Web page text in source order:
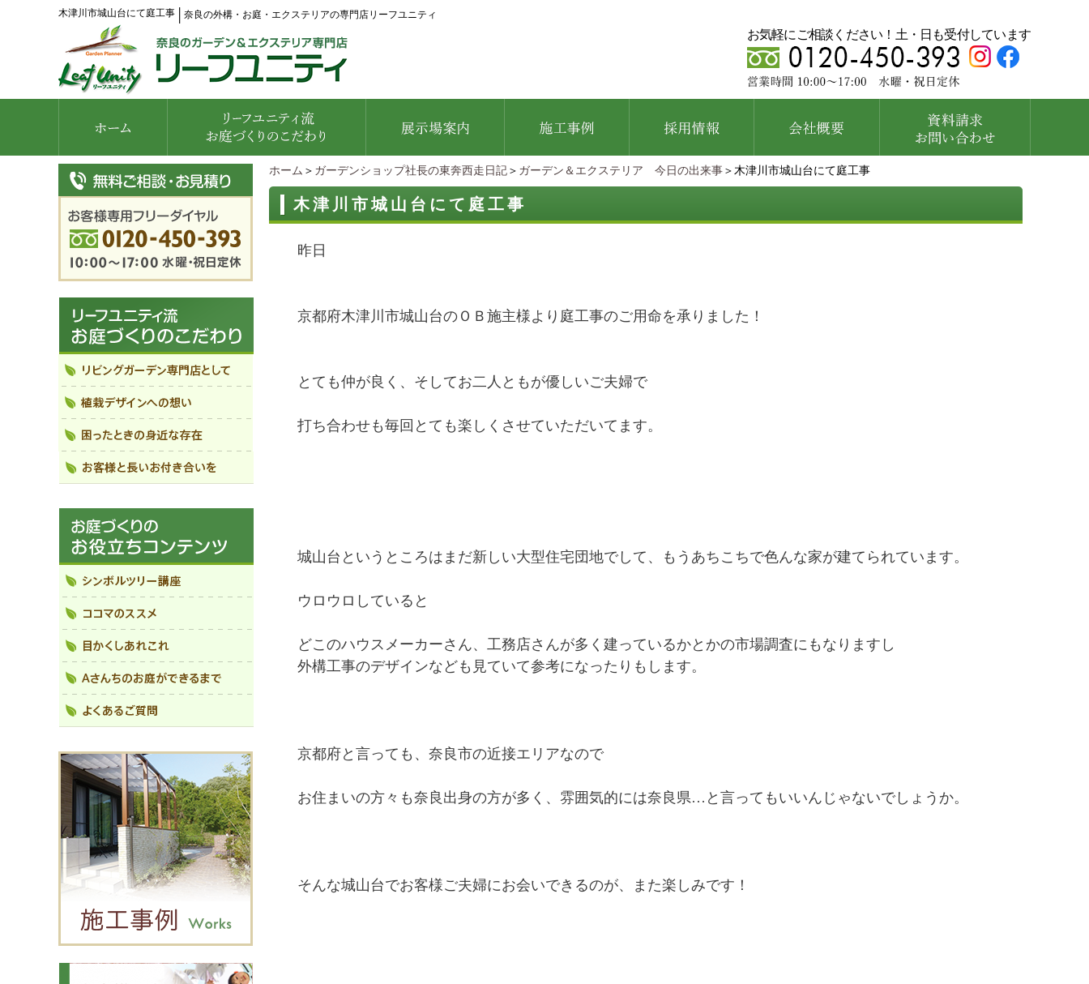
木津川市城山台にて庭工事 奈良の外構・お庭・エクステリアの専門店リーフユニティ
お気軽にご相談ください！土・日も受付しています
ホーム ＞ ガーデンショップ社長の東奔西走日記 ＞ ガーデン＆エクステリア 今日の出来事 ＞木津川市城山台にて庭工事
木津川市城山台にて庭工事
昨日
京都府木津川市城山台のＯＢ施主様より庭工事のご用命を承りました！
とても仲が良く、そしてお二人ともが優しいご夫婦で
打ち合わせも毎回とても楽しくさせていただいてます。
城山台というところはまだ新しい大型住宅団地でして、もうあちこちで色んな家が建てられています。
ウロウロしていると
どこのハウスメーカーさん、工務店さんが多く建っているかとかの市場調査にもなりますし
外構工事のデザインなども見ていて参考になったりもします。
京都府と言っても、奈良市の近接エリアなので
お住まいの方々も奈良出身の方が多く、雰囲気的には奈良県…と言ってもいいんじゃないでしょうか。
そんな城山台でお客様ご夫婦にお会いできるのが、また楽しみです！